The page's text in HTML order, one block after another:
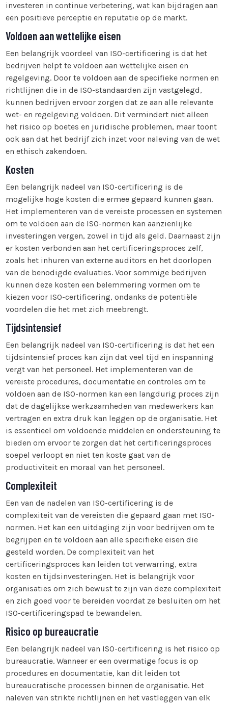
investeren in continue verbetering, wat kan bijdragen aan
een positieve perceptie en reputatie op de markt.
Voldoen aan wettelijke eisen
Een belangrijk voordeel van ISO-certificering is dat het
bedrijven helpt te voldoen aan wettelijke eisen en
regelgeving. Door te voldoen aan de specifieke normen en
richtlijnen die in de ISO-standaarden zijn vastgelegd,
kunnen bedrijven ervoor zorgen dat ze aan alle relevante
wet- en regelgeving voldoen. Dit vermindert niet alleen
het risico op boetes en juridische problemen, maar toont
ook aan dat het bedrijf zich inzet voor naleving van de wet
en ethisch zakendoen.
Kosten
Een belangrijk nadeel van ISO-certificering is de
mogelijke hoge kosten die ermee gepaard kunnen gaan.
Het implementeren van de vereiste processen en systemen
om te voldoen aan de ISO-normen kan aanzienlijke
investeringen vergen, zowel in tijd als geld. Daarnaast zijn
er kosten verbonden aan het certificeringsproces zelf,
zoals het inhuren van externe auditors en het doorlopen
van de benodigde evaluaties. Voor sommige bedrijven
kunnen deze kosten een belemmering vormen om te
kiezen voor ISO-certificering, ondanks de potentiële
voordelen die het met zich meebrengt.
Tijdsintensief
Een belangrijk nadeel van ISO-certificering is dat het een
tijdsintensief proces kan zijn dat veel tijd en inspanning
vergt van het personeel. Het implementeren van de
vereiste procedures, documentatie en controles om te
voldoen aan de ISO-normen kan een langdurig proces zijn
dat de dagelijkse werkzaamheden van medewerkers kan
vertragen en extra druk kan leggen op de organisatie. Het
is essentieel om voldoende middelen en ondersteuning te
bieden om ervoor te zorgen dat het certificeringsproces
soepel verloopt en niet ten koste gaat van de
productiviteit en moraal van het personeel.
Complexiteit
Een van de nadelen van ISO-certificering is de
complexiteit van de vereisten die gepaard gaan met ISO-
normen. Het kan een uitdaging zijn voor bedrijven om te
begrijpen en te voldoen aan alle specifieke eisen die
gesteld worden. De complexiteit van het
certificeringsproces kan leiden tot verwarring, extra
kosten en tijdsinvesteringen. Het is belangrijk voor
organisaties om zich bewust te zijn van deze complexiteit
en zich goed voor te bereiden voordat ze besluiten om het
ISO-certificeringspad te bewandelen.
Risico op bureaucratie
Een belangrijk nadeel van ISO-certificering is het risico op
bureaucratie. Wanneer er een overmatige focus is op
procedures en documentatie, kan dit leiden tot
bureaucratische processen binnen de organisatie. Het
naleven van strikte richtlijnen en het vastleggen van elk